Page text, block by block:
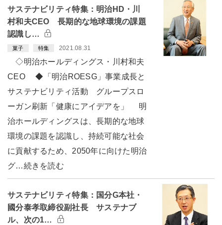
サステナビリティ特集：明治HD・川
村和夫CEO 長期的な地球環境の課題
認識し…
菓子 特集 2021.08.31
◇明治ホールディングス・川村和夫
CEO ◆「明治ROESG」事業成長と
サステナビリティ活動 グループスロ
ーガン刷新「健康にアイデアを」 明
治ホールディングスは、長期的な地球
環境の課題を認識し、持続可能な社会
に貢献するため、2050年に向けた明治
グ…続きを読む
サステナビリティ特集：国分G本社・
國分泰孝取締役副社長 サステナブ
ル、次の1…